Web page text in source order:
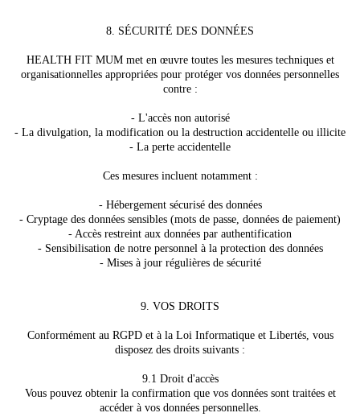
8. SÉCURITÉ DES DONNÉES
HEALTH FIT MUM met en œuvre toutes les mesures techniques et
organisationnelles appropriées pour protéger vos données personnelles
contre :
- L'accès non autorisé
- La divulgation, la modification ou la destruction accidentelle ou illicite
- La perte accidentelle
Ces mesures incluent notamment :
- Hébergement sécurisé des données
- Cryptage des données sensibles (mots de passe, données de paiement)
- Accès restreint aux données par authentification
- Sensibilisation de notre personnel à la protection des données
- Mises à jour régulières de sécurité
9. VOS DROITS
Conformément au RGPD et à la Loi Informatique et Libertés, vous
disposez des droits suivants :
9.1 Droit d'accès
Vous pouvez obtenir la confirmation que vos données sont traitées et
accéder à vos données personnelles.